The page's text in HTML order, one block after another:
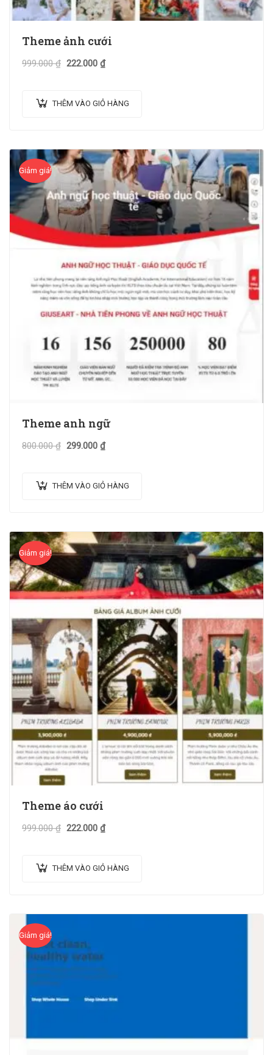
Theme ảnh cưới
999.000₫ 222.000 ₫
THÊM VÀO GIỎ HÀNG
Giảm giá!
Theme anh ngữ
800.000₫ 299.000 ₫
THÊM VÀO GIỎ HÀNG
Giảm giá!
Theme áo cưới
999.000₫ 222.000 ₫
THÊM VÀO GIỎ HÀNG
Giảm giá!